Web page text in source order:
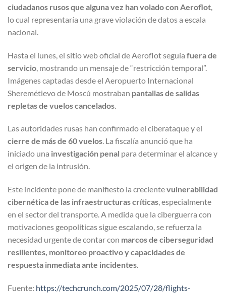
ciudadanos rusos que alguna vez han volado con Aeroflot,
lo cual representaría una grave violación de datos a escala
nacional.
Hasta el lunes, el sitio web oficial de Aeroflot seguía fuera de
servicio , mostrando un mensaje de “restricción temporal”.
Imágenes captadas desde el Aeropuerto Internacional
Sheremétievo de Moscú mostraban pantallas de salidas
repletas de vuelos cancelados
Las autoridades rusas han confirmado el ciberataque y el
cierre de más de 60 vuelos. La fiscalía anunció que ha
iniciado una investigación penal para determinar el alcance y
el origen de la intrusión.
Este incidente pone de manifiesto la crecientevulnerabilidad
cibernética de las infraestructuras críticas, especialmente
en el sector del transporte. A medida que la ciberguerra con
motivaciones geopolíticas sigue escalando, se refuerza la
necesidad urgente de contar con marcos de ciberseguridad
resilientes, monitoreo proactivo y capacidades de
respuesta inmediata ante incidentes.
Fuente: https://techcrunch.com/2025/07/28/flights-